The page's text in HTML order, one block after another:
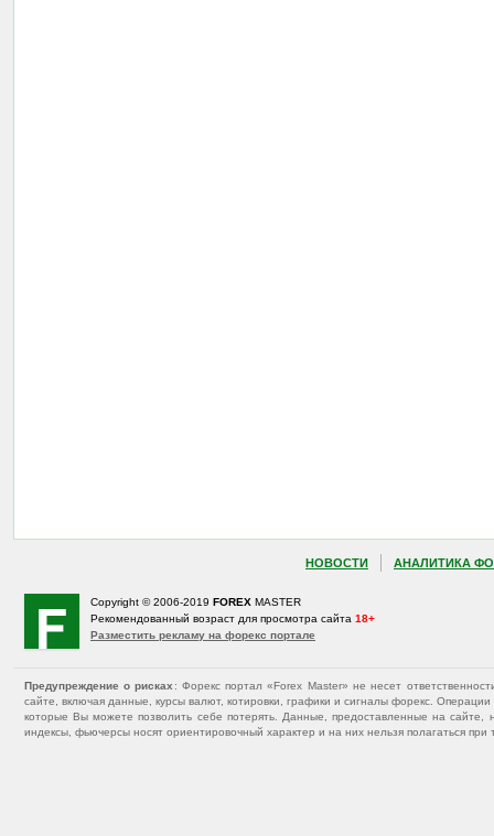
НОВОСТИ АНАЛИТИКА
Copyright © 2006-2019 FOREX MASTER
Рекомендованный возраст для просмотра сайта 18+
Разместить рекламу на форекс портале
Предупреждение о рисках : Форекс портал «Forex Master» не несет
сайте, включая данные, курсы валют, котировки, графики и сигналы форекс.
которые Вы можете позволить себе потерять. Данные, предоставленные на
индексы, фьючерсы носят ориентировочный характер и на них нельзя полагаться при